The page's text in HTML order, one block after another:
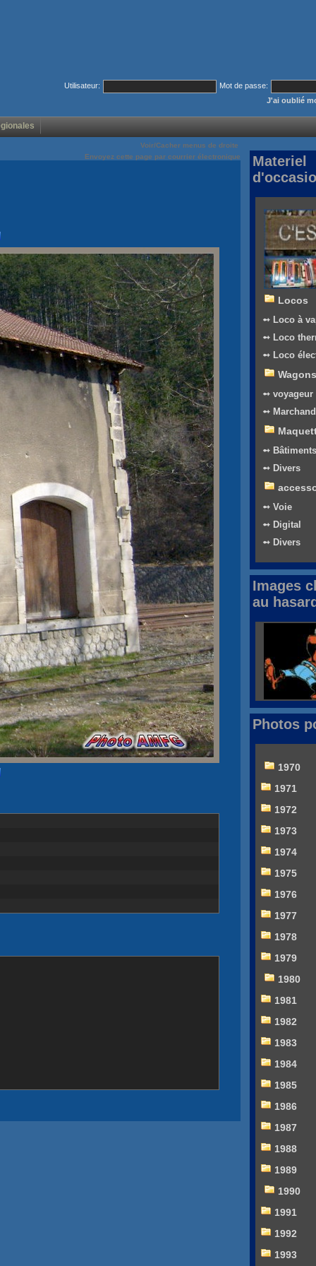
Utilisateur:
Mot de passe:
J'ai oublié
Voir/Cacher menus de droite
Envoyez cette page par courrier électronique
Materiel
Locos
➻ Loco à
➻ Loco
➻ Loco
Wagons
➻ voyageur
➻
➻ Bâtiments
➻ Divers
➻ Voie
➻ Digital
➻ Divers
Images
au
Photos
1970
1971
1972
1973
1974
1975
1976
1977
1978
1979
1980
1981
1982
1983
1984
1985
1986
1987
1988
1989
1990
1991
1992
1993